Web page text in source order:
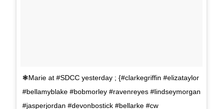
❃Marie at #SDCC yesterday ; {#clarkegriffin #elizataylor
#bellamyblake #bobmorley #ravenreyes #lindseymorgan
#jasperjordan #devonbostick #bellarke #cw